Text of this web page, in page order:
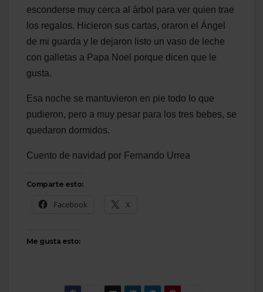
esconderse muy cerca al árbol para ver quien trae
los regalos. Hicieron sus cartas, oraron el Ángel
de mi guarda y le dejaron listo un vaso de leche
con galletas a Papa Noel porque dicen que le
gusta.
Esa noche se mantuvieron en pie todo lo que
pudieron, pero a muy pesar para los tres bebes, se
quedaron dormidos.
Cuento de navidad por Fernando Urrea
Comparte esto:
Facebook X
Me gusta esto: